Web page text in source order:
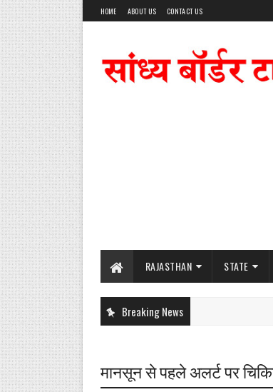
HOME ABOUT US CONTACT US
RAJASTHAN STATE
Breaking News
मानसून से पहले अलर्ट पर